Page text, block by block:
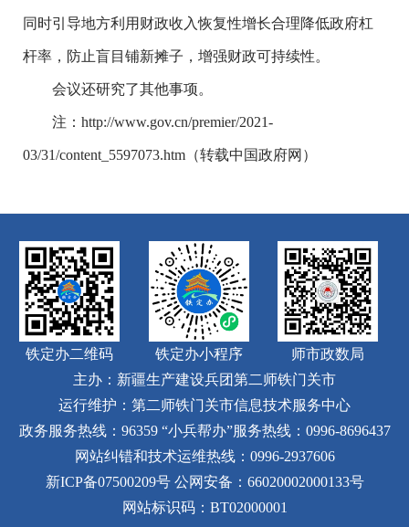
同时引导地方利用财政收入恢复性增长合理降低政府杠
杆率，防止盲目铺新摊子，增强财政可持续性。
会议还研究了其他事项。
注：http://www.gov.cn/premier/2021-
03/31/content_5597073.htm（转载中国政府网）
铁定办二维码 铁定办小程序
师市政数局
主办：新疆生产建设兵团第二师铁门关市
运行维护：第二师铁门关市信息技术服务中心
政务服务热线：96359 “小兵帮办”服务热线：0996-8696437
网站纠错和技术运维热线：0996-2937606
新ICP备07500209号 公网安备：66020002000133号
网站标识码：BT02000001